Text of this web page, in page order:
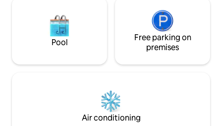
encontrarán productos de limpieza ni
consumibles en su interior. Se incluye:
equipo de lencería (sábanas, mantas y
toallas) adecuado a la capacidad del
por split en el comedor. Se admiten
aplica un suplemento de 8€ por mascota
y noche en temporada baja (con un
máximo 50€ por mascota por estancia),
y 10€ por mascota y noche en
Pool
Free parking on
premises
Air conditioning